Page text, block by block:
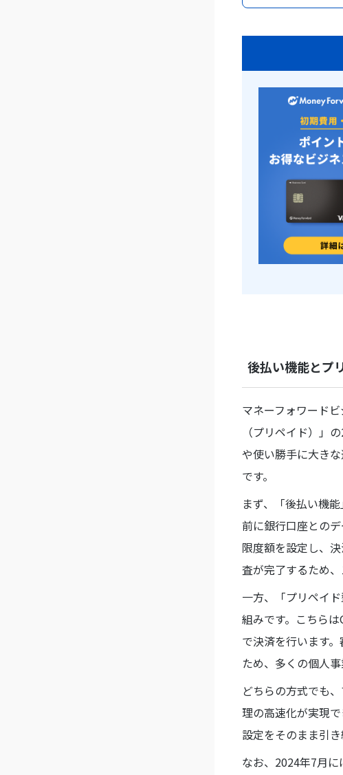
後払い機能とプ
マネーフォワード
（プリペイド）」
や使い勝手に大き
です。
まず、「後払い機
前に銀行口座との
限度額を設定し、
査が完了するため、
一方、「プリペイ
組みです。こちら
で決済を行います
ため、多くの個人
どちらの方式でも
理の高速化が実現
設定をそのまま引
なお、2024年7月